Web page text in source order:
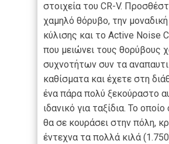
στοιχεία του CR-V.
χαμηλό θόρυβο, την
κύλισης και το Active Noise
που μειώνει τους θορύβους
συχνοτήτων συν τα
καθίσματα και έχετε στη
ένα πάρα πολύ ξεκούραστο
ιδανικό για ταξίδια. Το
θα σε κουράσει στην πόλη,
έντεχνα τα πολλά κιλά